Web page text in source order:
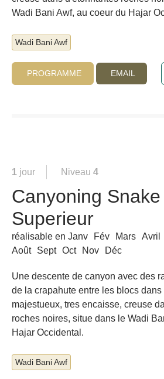
Wadi Bani Awf, au coeur du Hajar
Wadi Bani Awf
PROGRAMME EMAIL
1 jour Niveau 4
Canyoning
Superieur
réalisable en Janv Fév Mars Avril
Août
Sept Oct Nov Déc
Une descente de canyon avec des
de la crapahute entre les blocs dans
majestueux, tres encaisse, creuse
roches noires, situe dans le Wadi
Hajar Occidental.
Wadi Bani Awf